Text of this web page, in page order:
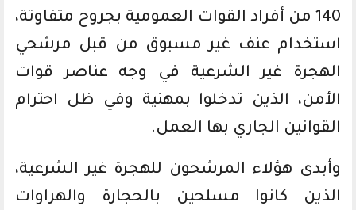
140 من أفراد القوات العمومية بجروح متفاوتة،
استخدام عنف غير مسبوق من قبل مرشحي
الهجرة غير الشرعية في وجه عناصر قوات
الأمن، الذين تدخلوا بمهنية وفي ظل احترام
القوانين الجاري بها العمل.
وأبدى هؤلاء المرشحون للهجرة غير الشرعية،
الذين كانوا مسلحين بالحجارة والهراوات